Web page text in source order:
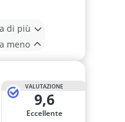
di più
meno
VALUTAZIONE
9,6
Eccellente